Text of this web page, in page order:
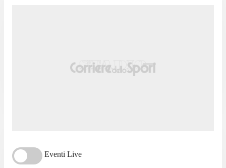
Eventi Live